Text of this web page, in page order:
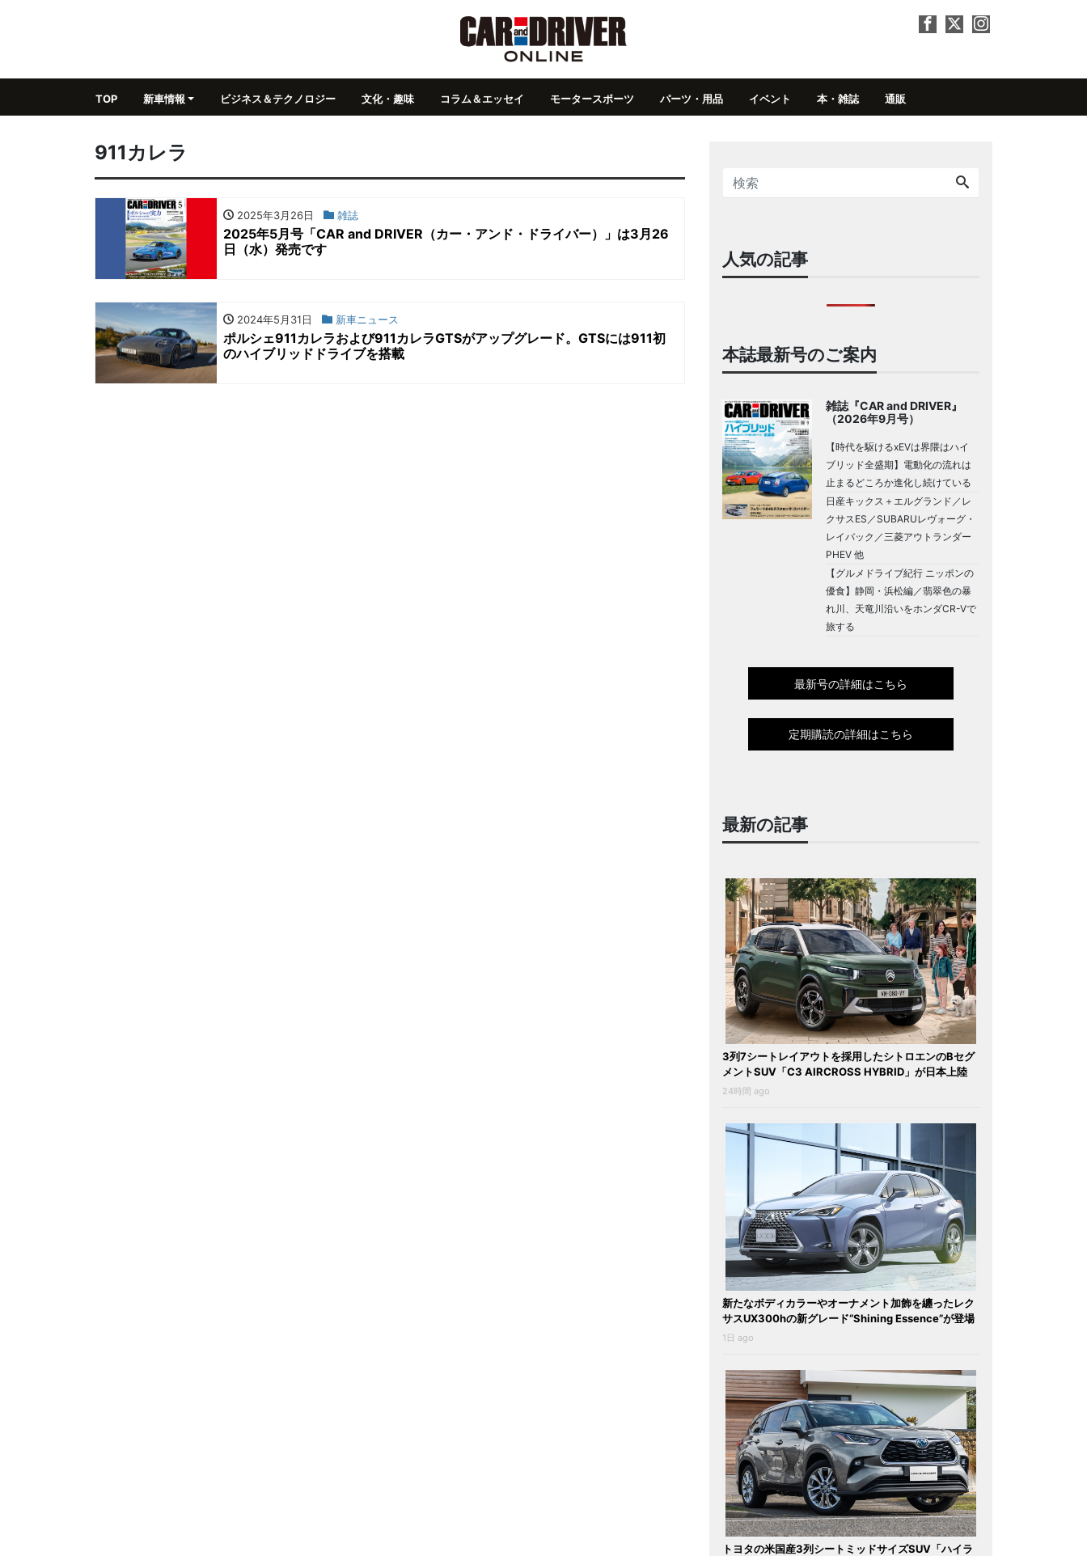
TOP 新車情報 ビジネス＆テクノロジー 文化・趣味 コラム＆エッセイ モータースポーツ パーツ・用品 イベント 本・雑誌 通販
911カレラ
2025年3月26日 雑誌
2025年5月号「CAR and DRIVER（カー・アンド・ドライバー）」は3月26
日（水）発売です
2024年5月31日 新車ニュース
ポルシェ911カレラおよび911カレラGTSがアップグレード。GTSには911初
のハイブリッドドライブを搭載
人気の記事
本誌最新号のご案内
雑誌『CAR and DRIVER』
（2026年9月号）
【時代を駆けるxEVは界隈はハイ
ブリッド全盛期】電動化の流れは
止まるどころか進化し続けている
日産キックス＋エルグランド／レ
クサスES／SUBARUレヴォーグ・
レイバック／三菱アウトランダー
PHEV 他
【グルメドライブ紀行 ニッポンの
優食】静岡・浜松編／翡翠色の暴
れ川、天竜川沿いをホンダCR-Vで
旅する
最新号の詳細はこちら
定期購読の詳細はこちら
最新の記事
3列7シートレイアウトを採用したシトロエンのBセグ
メントSUV「C3 AIRCROSS HYBRID」が日本上陸
24時間 ago
新たなボディカラーやオーナメント加飾を纏ったレク
サスUX300hの新グレード“Shining Essence”が登場
1日 ago
トヨタの米国産3列シートミッドサイズSUV「ハイラ